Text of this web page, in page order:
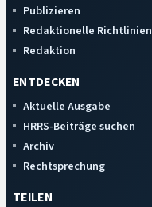
Publizieren
Redaktionelle Richtlinien
Redaktion
ENTDECKEN
Aktuelle Ausgabe
HRRS-Beiträge suchen
Archiv
Rechtsprechung
TEILEN